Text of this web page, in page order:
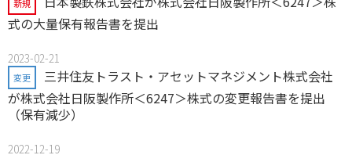
新規
式の大量保有報告書を提出
2023-02-21
変更
三井住友トラスト・アセットマネジメント株式会社
が株式会社日阪製作所＜6247＞株式の変更報告書を提出
（保有減少）
2022-12-19